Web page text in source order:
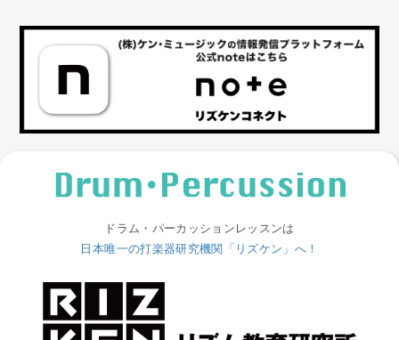
ドラム・パーカッションレッスンは
日本唯一の打楽器研究機関「リズケン」へ！